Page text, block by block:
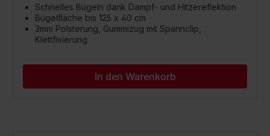
Schnelles Bügeln dank Dampf- und Hitzereflektion
Bügelfläche bis 125 x 40 cm
3mm Polsterung, Gummizug mit Spannclip,
Klettfixierung
In den Warenkorb